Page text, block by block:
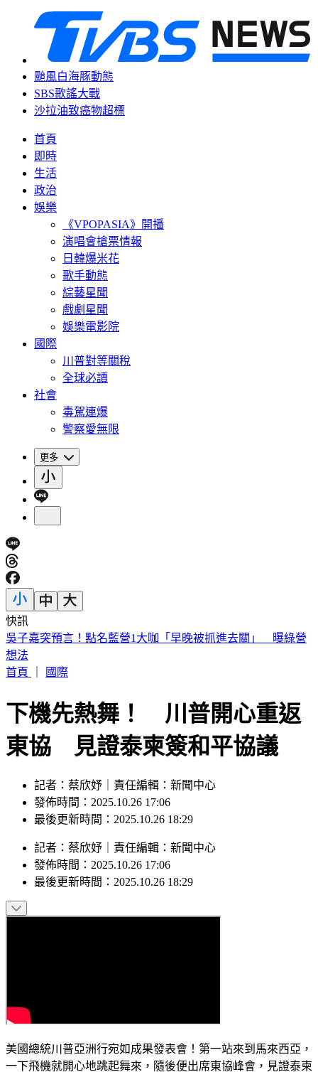
颱風白海豚動態
SBS歌謠大戰
沙拉油致癌物超標
首頁
即時
生活
政治
娛樂
《VPOPASIA》開播
演唱會搶票情報
日韓爆米花
歌手動態
綜藝星聞
戲劇星聞
娛樂電影院
國際
川普對等關稅
全球必讀
社會
毒駕連爆
警察愛無限
更多
快訊
假日狂補眠沒用！醫揭1關鍵比睡多久更重要 做對死亡率降
48%
首頁
｜ 國際
下機先熱舞！ 川普開心重返
東協 見證泰柬簽和平協議
記者：蔡欣妤｜責任編輯：新聞中心
發佈時間：2025.10.26 17:06
最後更新時間：2025.10.26 18:29
記者 ： 蔡欣妤 ｜ 責任編輯 ： 新聞中心
發佈時間： 2025.10.26 17:06
最後更新時間： 2025.10.26 18:29
美國總統川普亞洲行宛如成果發表會！第一站來到馬來西亞，
一下飛機就開心地跳起舞來，隨後便出席東協峰會，見證泰柬